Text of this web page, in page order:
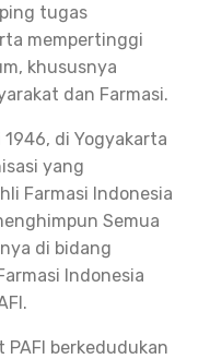
tugas
mempertinggi
khususnya
dan Farmasi.
di Yogyakarta
yang
Farmasi Indonesia
Semua
di bidang
Indonesia
PAFI berkedudukan